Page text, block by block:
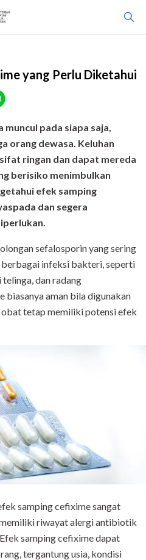
yang Perlu Diketahui
muncul pada siapa saja,
orang dewasa. Keluhan
ringan dan dapat mereda
berisiko menimbulkan
efek samping
dan segera
sefalosporin yang sering
infeksi bakteri, seperti
dan radang
aman bila digunakan
obat tetap memiliki potensi efek
samping cefixime sangat
riwayat alergi antibiotik
samping cefixime dapat
tergantung usia, kondisi